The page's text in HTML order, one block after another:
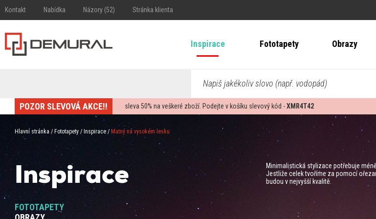
Kontakt Nabídka Názory (52) Stránka klienta
Inspirace Fototapety Obrazy
Napiš jakékoliv slovo (např. vodopád)
POZOR SLEVOVÁ AKCE!! sleva50% na veškeré zboží. Podejte v košíku slevový kód -XMR4T42
Hlavní stránka / Fototapety / Inspirace / Matný na vysokém lesku
Inspirace
FOTOTAPETY
Minimalistická stylizace potřebuje
Jestliže celek tvoříme za pomocí
budou v nejvyšší kvalitě.